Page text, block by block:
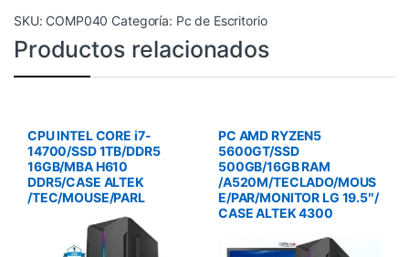
SKU: COMP040 Categoría: Pc de Escritorio
Productos relacionados
CPU INTEL CORE i7-
14700/SSD 1TB/DDR5
16GB/MBA H610
DDR5/CASE ALTEK
/TEC/MOUSE/PARL
PC AMD RYZEN5
5600GT/SSD
500GB/16GB RAM
/A520M/TECLADO/MOUS
E/PAR/MONITOR LG 19.5″/
CASE ALTEK 4300